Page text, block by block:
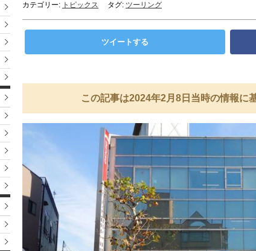
カテゴリー: トピックス タグ: ツーリング
ツイートする
この記事は2024年2月8日当時の情報に